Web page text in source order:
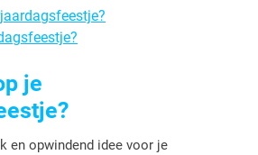
je
en opwindend idee voor je